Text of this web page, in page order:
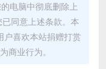
电脑中彻底删除上
同意上述条款。本
户喜欢本站捐赠打赏
商业行为。